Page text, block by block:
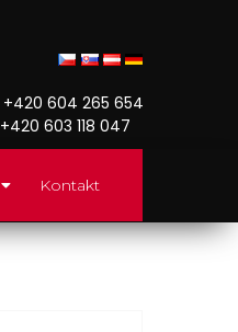
+420 604 265 654
+420 603 118 047
Kontakt